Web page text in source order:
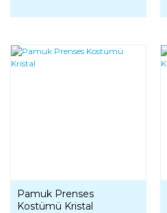
Pamuk Prenses
Kostümü Kristal